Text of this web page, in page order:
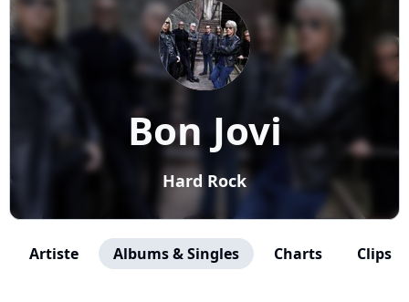
Bon Jovi
Hard Rock
Artiste Albums & Singles Charts Clips